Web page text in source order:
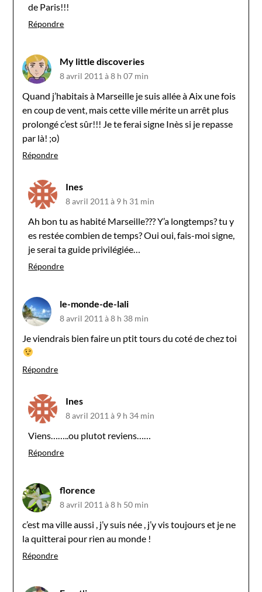
de Paris!!!
Répondre
My little discoveries
8 avril 2011 à 8 h 07 min
Quand j’habitais à Marseille je suis allée à Aix une fois
en coup de vent, mais cette ville mérite un arrêt plus
prolongé c’est sûr!!! Je te ferai signe Inès si je repasse
par là! ;o)
Répondre
Ines
8 avril 2011 à 9 h 31 min
Ah bon tu as habité Marseille??? Y’a longtemps? tu y
es restée combien de temps? Oui oui, fais-moi signe,
je serai ta guide privilégiée…
Répondre
le-monde-de-lali
8 avril 2011 à 8 h 38 min
Je viendrais bien faire un ptit tours du coté de chez toi
Répondre
Ines
8 avril 2011 à 9 h 34 min
Viens……..ou plutot reviens……
Répondre
florence
8 avril 2011 à 8 h 50 min
c’est ma ville aussi , j’y suis née , j’y vis toujours et je ne
la quitterai pour rien au monde !
Répondre